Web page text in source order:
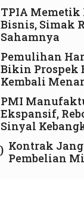
TPIA
Bisnis, Simak
Sahamnya
Pemulihan
Bikin Prospek
Kembali
PMI
Ekspansif,
Sinyal
Kontrak
Pembelian